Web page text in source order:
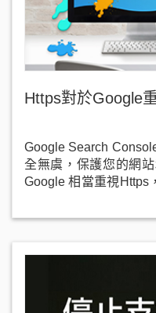
Https對於Google
Google Search
全無虞，保護您的網
Google 相當重視Https